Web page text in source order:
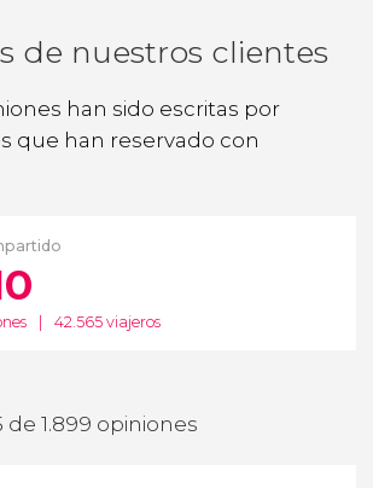
de nuestros clientes
han sido escritas por
que han reservado con
42.565 viajeros
1.899 opiniones